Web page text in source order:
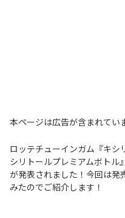
本ページは広告が含まれてい
ロッテチューインガム『キシ
シリトールプレミアムボトル
が発表されました！今回は発
みたのでご紹介します！